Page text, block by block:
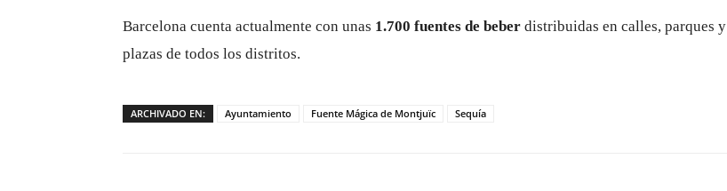
Barcelona cuenta actualmente con unas 1.700 fuentes de beber distribuidas en calles, parques y
plazas de todos los distritos.
ARCHIVADO EN: Ayuntamiento Fuente Mágica de Montjuïc Sequía